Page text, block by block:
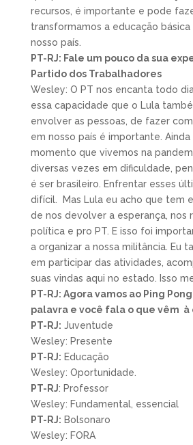
recursos, é importante e pode
transformamos a educação
nosso país.
PT-RJ: Fale um pouco da sua
Partido dos Trabalhadores
Wesley: O PT nos encanta todo
essa capacidade que o Lula
envolver as pessoas, de fazer
em nosso país é importante.
momento que vivemos na
diversas vezes em dificuldade,
é ser brasileiro. Enfrentar esses
difícil. Mas Lula eu acho que tem
de nos devolver a esperança, nos
política e pro PT. E isso foi
a organizar a nossa militância. Eu
em participar das atividades,
suas vindas aqui no estado. Isso
PT-RJ: Agora vamos ao Ping
palavra e você fala o que vêm à
PT-RJ: Juventude
Wesley: Presente
PT-RJ: Educação
Wesley: Oportunidade.
PT-RJ: Professor
Wesley: Fundamental, essencial
PT-RJ: Bolsonaro
Wesley: FORA